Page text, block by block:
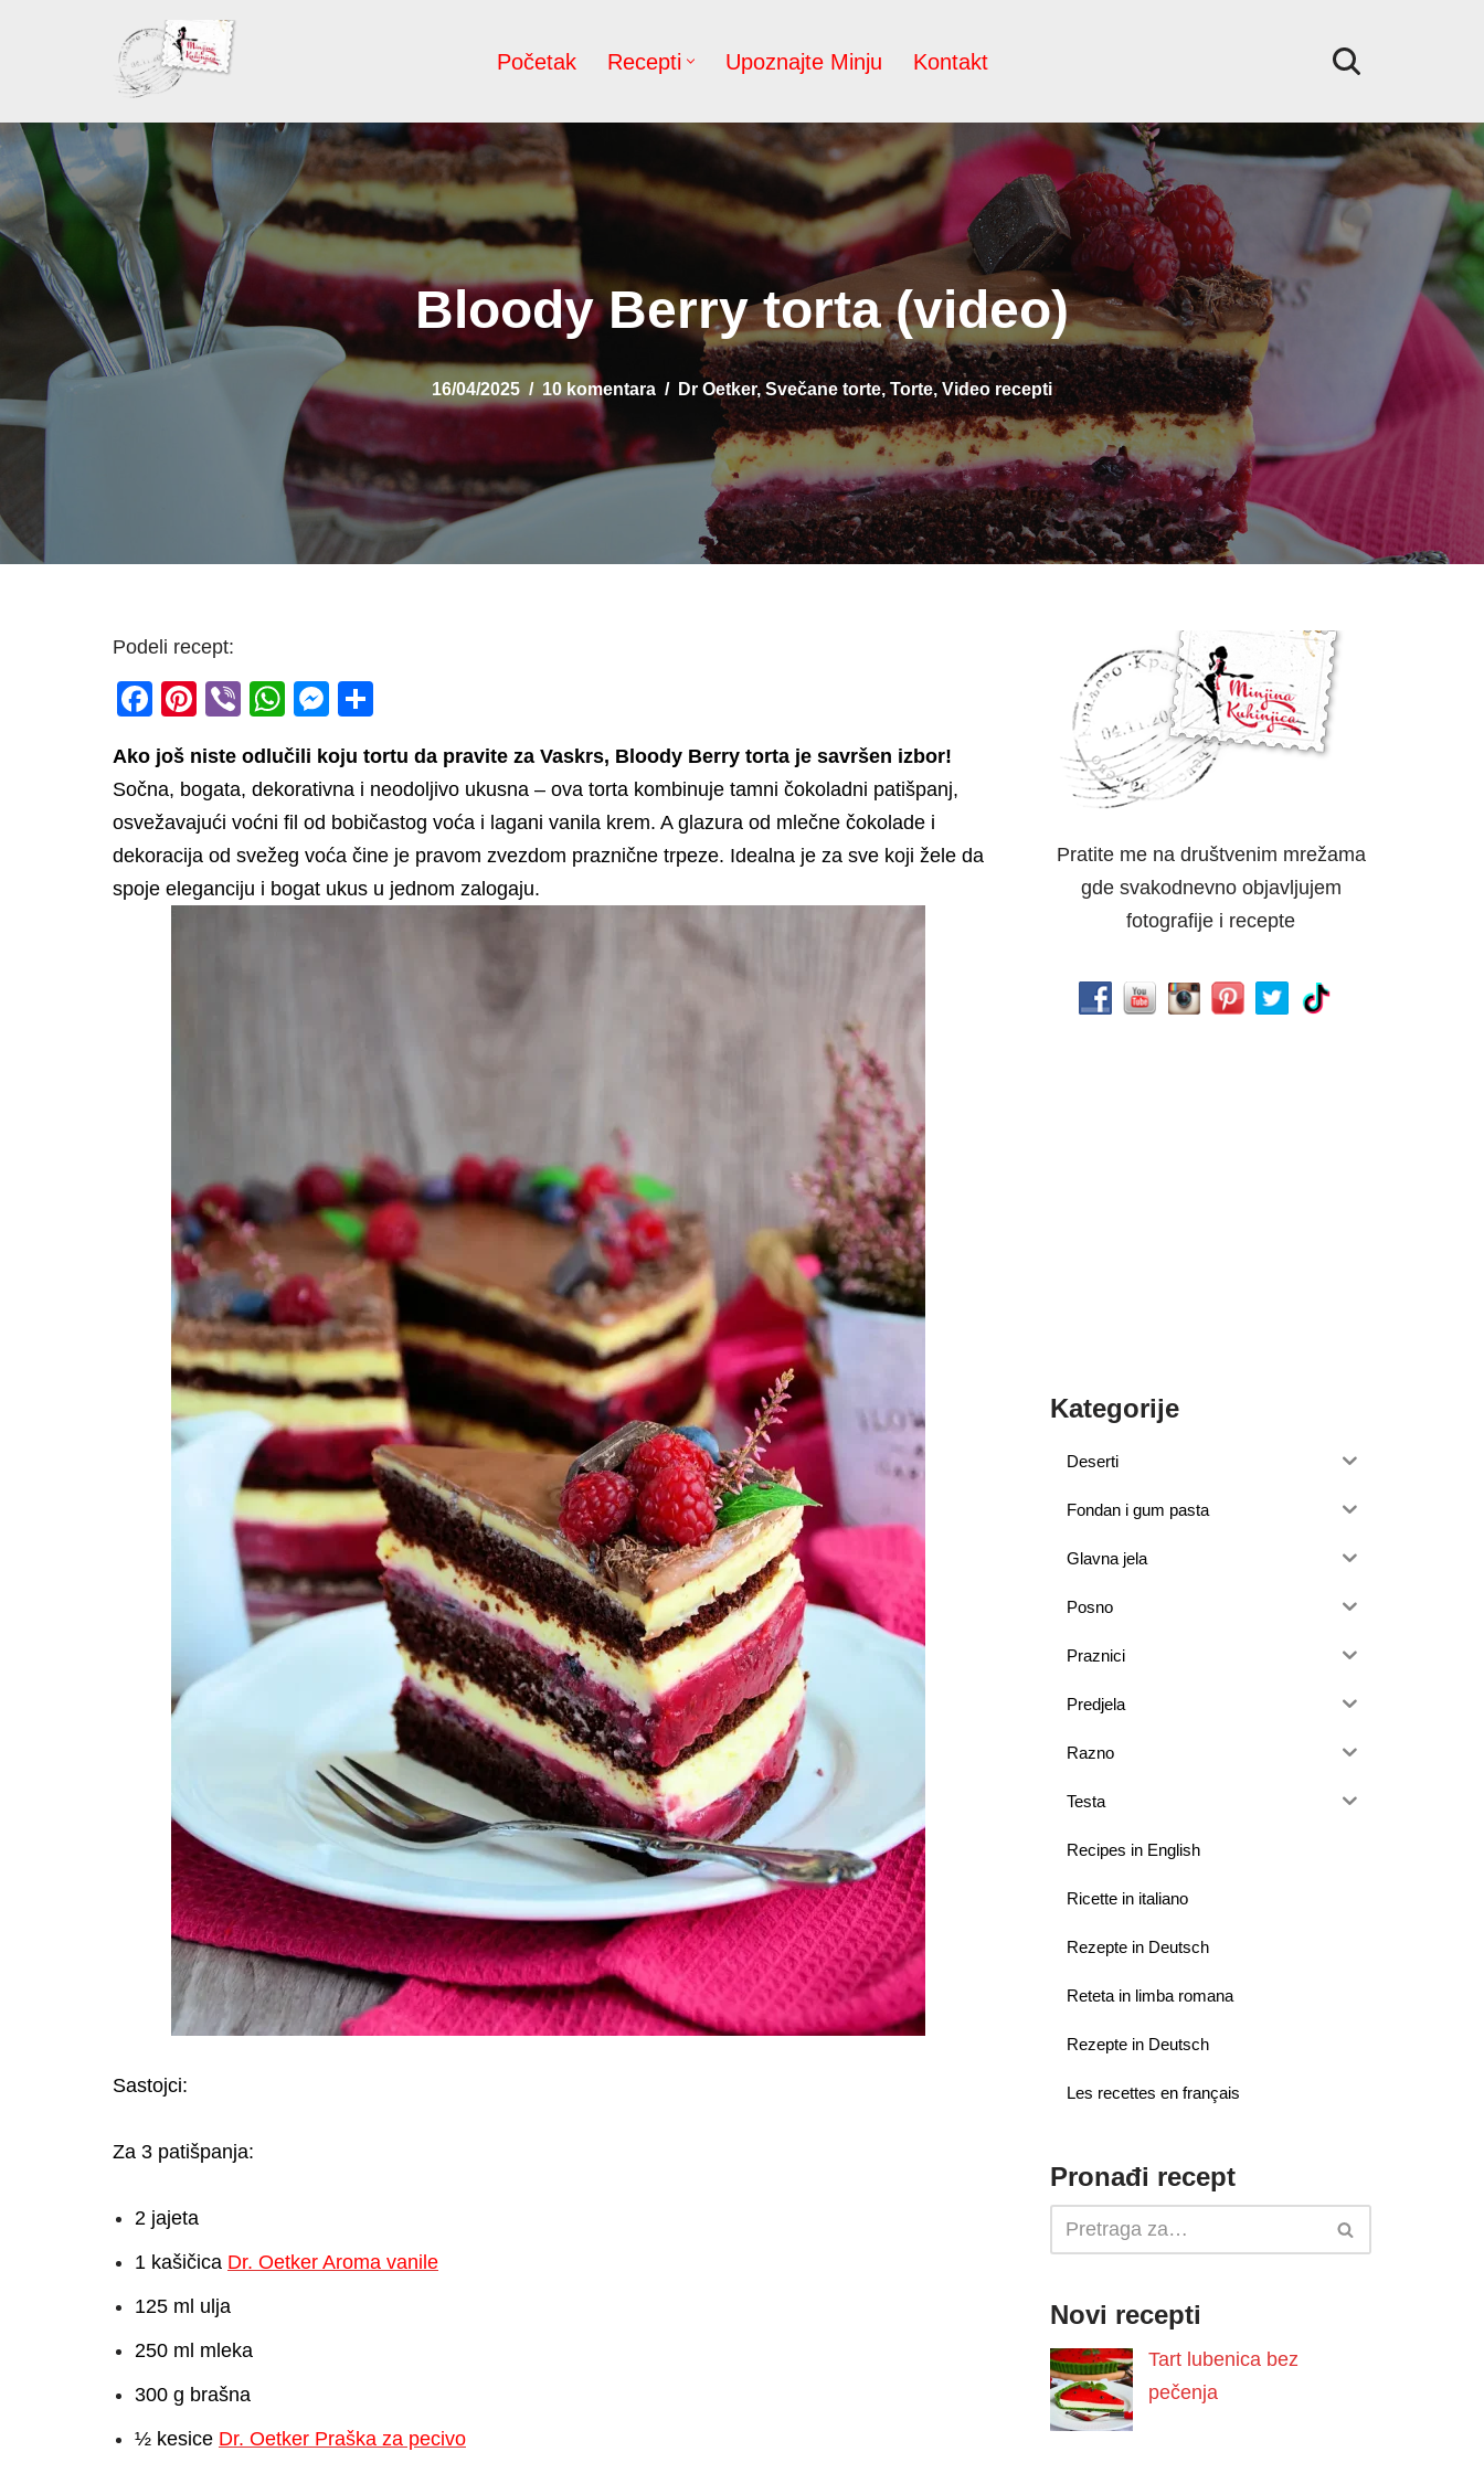
sadržaj
Početak Recepti Upoznajte Minju Kontakt
Bloody Berry torta (video)
16/04/2025 10 komentara Dr Oetker,Svečane torte,Torte,Video recepti
Podeli recept:
F
c
e
b
o
o
Pi
er
e
st
Vi
er
W
at
s
A
p
p
M
ss
e
n
g
er
ar
e
Ako još niste odlučili koju tortu da pravite za Vaskrs, Bloody Berry torta je savršen izbor!
Sočna, bogata, dekorativna i neodoljivo ukusna – ova torta kombinuje tamni čokoladni patišpanj,
osvežavajući voćni fil od bobičastog voća i lagani vanila krem. A glazura od mlečne čokolade i
dekoracija od svežeg voća čine je pravom zvezdom praznične trpeze. Idealna je za sve koji žele da
spoje eleganciju i bogat ukus u jednom zalogaju.
Sastojci:
Za 3 patišpanja:
2 jajeta
1 kašičica Dr. Oetker Aroma vanile
125 ml ulja
250 ml mleka
300 g brašna
½ kesice Dr. Oetker Praška za pecivo
Pratite me na društvenim mrežama
gde svakodnevno objavljujem
fotografije i recepte
Kategorije
Deserti
Fondan i gum pasta
Glavna jela
Posno
Praznici
Predjela
Razno
Testa
Recipes in English
Ricette in italiano
Rezepte in Deutsch
Reteta in limba romana
Rezepte in Deutsch
Les recettes en français
Pronađi recept
Novi recepti
Tart lubenica bez
pečenja